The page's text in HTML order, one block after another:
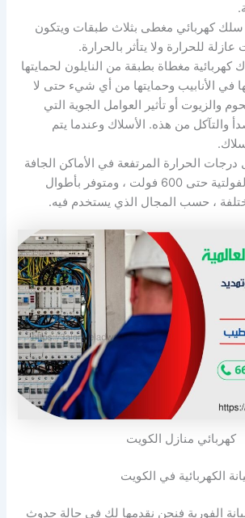
سلك كهربائي مغطى بثلاث طبقات ويتكون
للحرارة ولا يتأثر بالحرارة.
كهربائية مغطاة بطبقة من النايلون لحمايتها
في الأنابيب وحمايتها من أي شيء حتى لا
والزيوت أو تأثير العوامل الجوية التي
والتآكل من هذه. الأسلاك وعندما يتم
درجات الحرارة المرتفعة في الأماكن الجافة
، وكذلك الفولتية حتى 600 فولت ، ومتوفر بأطوال
، حسب المجال الذي يستخدم فيه.
كهربائي منازل الكويت
الكهربائية في الكويت
الفورية فنحن نقدمها لك في حالة حدوث